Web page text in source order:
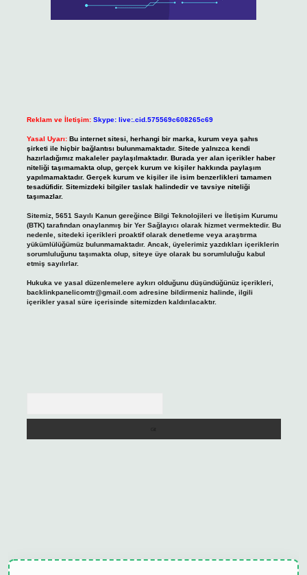
Reklam ve İletişim: Skype: live:.cid.575569c608265c69
Yasal Uyarı: Bu internet sitesi, herhangi bir marka, kurum veya şahıs
şirketi ile hiçbir bağlantısı bulunmamaktadır. Sitede yalnızca kendi
hazırladığımız makaleler paylaşılmaktadır. Burada yer alan içerikler haber
niteliği taşımamakta olup, gerçek kurum ve kişiler hakkında paylaşım
yapılmamaktadır. Gerçek kurum ve kişiler ile isim benzerlikleri tamamen
tesadüfidir. Sitemizdeki bilgiler taslak halindedir ve tavsiye niteliği
taşımazlar.
Sitemiz, 5651 Sayılı Kanun gereğince Bilgi Teknolojileri ve İletişim Kurumu
(BTK) tarafından onaylanmış bir Yer Sağlayıcı olarak hizmet vermektedir. Bu
nedenle, sitedeki içerikleri proaktif olarak denetleme veya araştırma
yükümlülüğümüz bulunmamaktadır. Ancak, üyelerimiz yazdıkları içeriklerin
sorumluluğunu taşımakta olup, siteye üye olarak bu sorumluluğu kabul
etmiş sayılırlar.
Hukuka ve yasal düzenlemelere aykırı olduğunu düşündüğünüz içerikleri,
backlinkpanelicomtr@gmail.comadresine bildirmeniz halinde, ilgili
içerikler yasal süre içerisinde sitemizden kaldırılacaktır.